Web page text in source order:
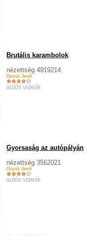
Brutális karambolok
nézettség 4919214
Orosz Jenõ
autós videók
Gyorsaság az autópályán
nézettség 3562021
Orosz Jenõ
autós videók